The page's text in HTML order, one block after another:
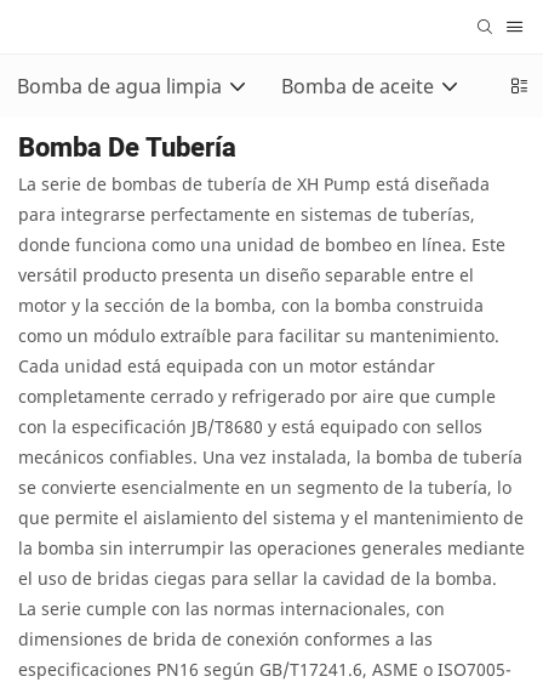
Bomba de agua limpia Bomba de aceite
Bomba De Tubería
La serie de bombas de tubería de XH Pump está diseñada
para integrarse perfectamente en sistemas de tuberías,
donde funciona como una unidad de bombeo en línea. Este
versátil producto presenta un diseño separable entre el
motor y la sección de la bomba, con la bomba construida
como un módulo extraíble para facilitar su mantenimiento.
Cada unidad está equipada con un motor estándar
completamente cerrado y refrigerado por aire que cumple
con la especificación JB/T8680 y está equipado con sellos
mecánicos confiables. Una vez instalada, la bomba de tubería
se convierte esencialmente en un segmento de la tubería, lo
que permite el aislamiento del sistema y el mantenimiento de
la bomba sin interrumpir las operaciones generales mediante
el uso de bridas ciegas para sellar la cavidad de la bomba.
La serie cumple con las normas internacionales, con
dimensiones de brida de conexión conformes a las
especificaciones PN16 según GB/T17241.6, ASME o ISO7005-